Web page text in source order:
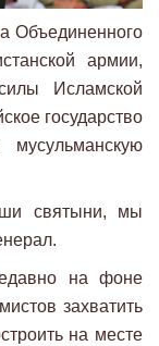
Объединенного
армии,
Исламской
государство
святыни, мы
на фоне
захватить
на месте